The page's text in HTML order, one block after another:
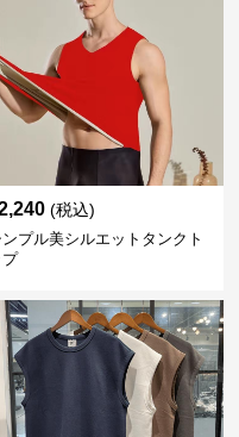
(税込)
ンプル美シルエットタンクト
プ